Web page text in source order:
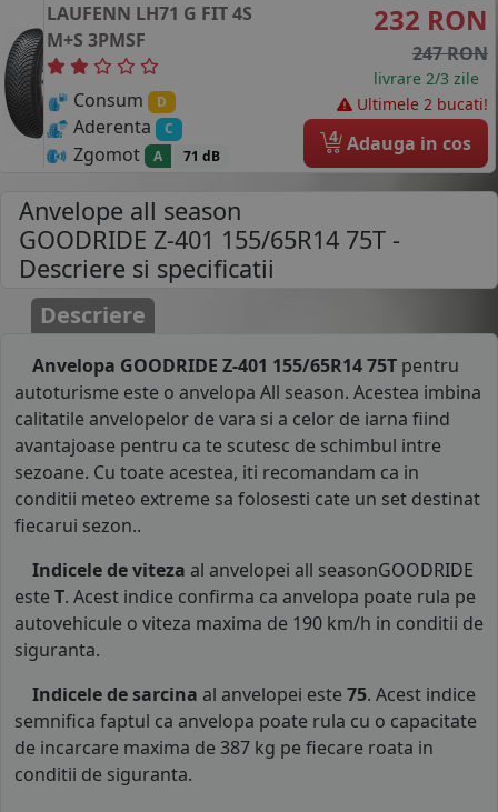
LAUFENN LH71 G FIT 4S
M+S 3PMSF
Consum D
Aderenta C
Zgomot A 71 dB
232 RON
247 RON
livrare 2/3 zile
Ultimele 2 bucati!
4 Adauga in cos
Anvelope all season
GOODRIDE Z-401 155/65R14 75T -
Descriere si specificatii
Descriere
Anvelopa GOODRIDE Z-401 155/65R14 75T pentru
autoturisme este o anvelopa All season. Acestea imbina
calitatile anvelopelor de vara si a celor de iarna fiind
avantajoase pentru ca te scutesc de schimbul intre
sezoane. Cu toate acestea, iti recomandam ca in
conditii meteo extreme sa folosesti cate un set destinat
fiecarui sezon..
Indicele de viteza al anvelopei all seasonGOODRIDE
este T. Acest indice confirma ca anvelopa poate rula pe
autovehicule o viteza maxima de 190 km/h in conditii de
siguranta.
Indicele de sarcina al anvelopei este 75. Acest indice
semnifica faptul ca anvelopa poate rula cu o capacitate
de incarcare maxima de 387 kg pe fiecare roata in
conditii de siguranta.